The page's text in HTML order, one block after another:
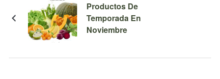
Productos De
Temporada En
Noviembre